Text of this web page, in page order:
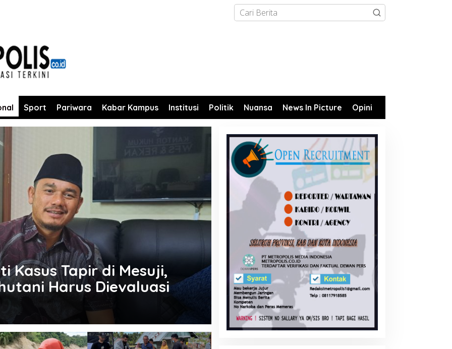
Sport Pariwara Kabar Kampus Institusi Politik Nuansa News In Picture Opini
Kasus Tapir di Mesuji,
Harus Dievaluasi